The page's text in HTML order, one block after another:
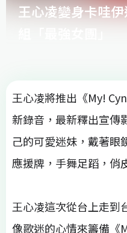
王心凌變身卡哇
王心凌將推出《My!
新錄音，最新釋出宣傳
己的可愛迷妹，戴著眼
應援牌，手舞足蹈，俏
王心凌這次從台上走到
像歌迷的心情來籌備《